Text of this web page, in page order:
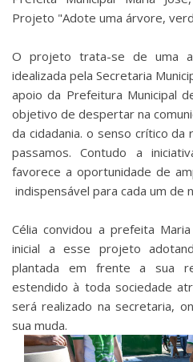
Projeto "Adote uma árvore,
O projeto trata-se de uma
idealizada pela Secretaria
apoio da Prefeitura Municipal
objetivo de despertar na
da cidadania. o senso crítico da
passamos. Contudo a
favorece a oportunidade de
indispensável para cada um de
Célia convidou a prefeita
inicial a esse projeto
plantada em frente a sua
estendido à toda sociedade
será realizado na secretaria,
sua muda.